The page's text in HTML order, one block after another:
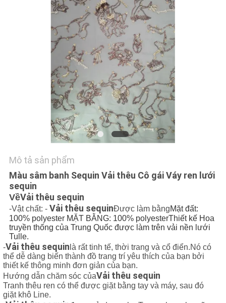
TRANG
WEB
CHÍNH
SÁCH
BẢO
MẬT
Mô tả sản phẩm
Màu sâm banh Sequin Vải thêu Cô gái Váy ren lưới
sequin
VềVải thêu sequin
-Vật chất: - Vải thêu sequinĐược làm bằngMặt đất:
100% polyester MẶT BẰNG: 100% polyesterThiết kế Hoa
truyền thống của Trung Quốc được làm trên vải nền lưới
Tulle.
-Vải thêu sequin là rất tinh tế, thời trang và cổ điển.Nó có
thể dễ dàng biến thành đồ trang trí yêu thích của bạn bởi
thiết kế thông minh đơn giản của bạn.
Hướng dẫn chăm sóc củaVải thêu sequin
Tranh thêu ren có thể được giặt bằng tay và máy, sau đó
giặt khô Line.